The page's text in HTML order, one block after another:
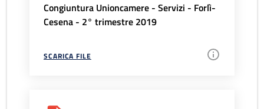
Congiuntura Unioncamere - Servizi - Forlì-
Cesena - 2° trimestre 2019
SCARICA FILE